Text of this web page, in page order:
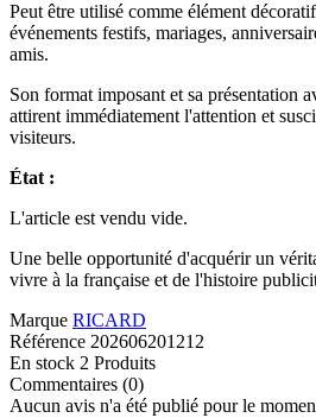
Peut être utilisé comme élément
événements festifs, mariages,
amis.
Son format imposant et sa présentation
attirent immédiatement l'attention et
visiteurs.
État :
L'article est vendu vide.
Une belle opportunité d'acquérir un
vivre à la française et de l'histoire
Marque RICARD
Référence 202606201212
En stock 2 Produits
Commentaires (0)
Aucun avis n'a été publié pour le